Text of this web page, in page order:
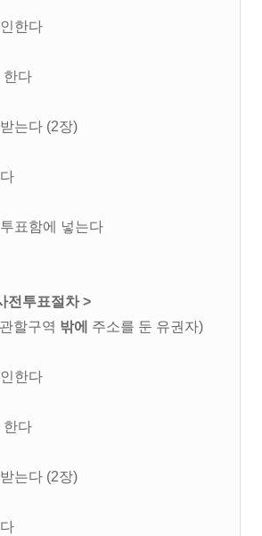
한다
다
는다 (2장)
표함에 넣는다
전투표절차 >
할구역 밖에 주소를 둔 유권자)
한다
다
는다 (2장)